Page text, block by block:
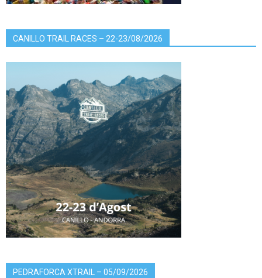
CANILLO TRAIL RACES – 22-23/08/2026
PEDRAFORCA XTRAIL – 05/09/2026